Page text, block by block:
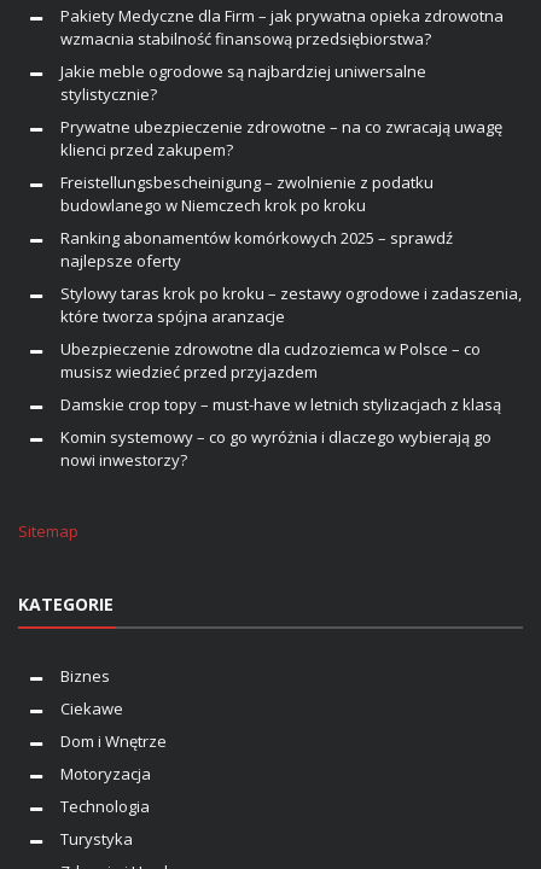
Pakiety Medyczne dla Firm – jak prywatna opieka zdrowotna
wzmacnia stabilność finansową przedsiębiorstwa?
Jakie meble ogrodowe są najbardziej uniwersalne
stylistycznie?
Prywatne ubezpieczenie zdrowotne – na co zwracają uwagę
klienci przed zakupem?
Freistellungsbescheinigung – zwolnienie z podatku
budowlanego w Niemczech krok po kroku
Ranking abonamentów komórkowych 2025 – sprawdź
najlepsze oferty
Stylowy taras krok po kroku – zestawy ogrodowe i zadaszenia,
które tworza spójna aranzacje
Ubezpieczenie zdrowotne dla cudzoziemca w Polsce – co
musisz wiedzieć przed przyjazdem
Damskie crop topy – must-have w letnich stylizacjach z klasą
Komin systemowy – co go wyróżnia i dlaczego wybierają go
nowi inwestorzy?
Sitemap
KATEGORIE
Biznes
Ciekawe
Dom i Wnętrze
Motoryzacja
Technologia
Turystyka